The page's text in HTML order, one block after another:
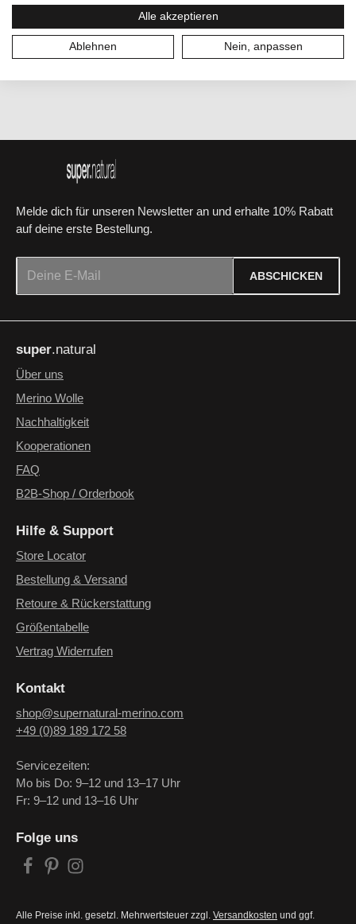
Highlights: Merino Mare
Größe: UNI
Melde dich für unseren Newsletter an und erhalte 10% Rabatt
auf deine erste Bestellung.
ABSCHICKEN
genommen und die
einverstanden.
Die mit einem Stern (*) markierten Felder sind Pflichtfelder.
Folge uns
Alle Preise inkl. gesetzl. Mehrwertsteuer zzgl. Versandkosten und ggf.
super.natural
Über uns
Merino Wolle
Nachhaltigkeit
Kooperationen
FAQ
B2B-Shop / Orderbook
Hilfe & Support
Store Locator
Bestellung & Versand
Retoure & Rückerstattung
Größentabelle
Vertrag Widerrufen
Kontakt
shop@supernatural-merino.com
+49 (0)89 189 172 58
Servicezeiten:
Mo bis Do: 9–12 und 13–17 Uhr
Fr: 9–12 und 13–16 Uhr
Alle akzeptieren
Ablehnen Nein, anpassen